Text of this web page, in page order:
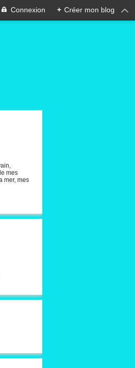
Connexion + Créer mon blog
mes
mer, mes